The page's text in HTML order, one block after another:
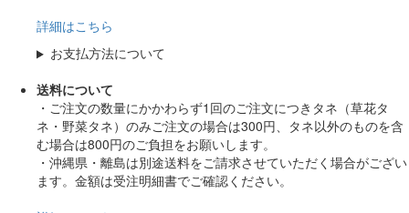
詳細はこちら
お支払方法について
送料について
・ご注文の数量にかかわらず1回のご注文につきタネ（草花タ
ネ・野菜タネ）のみご注文の場合は300円、タネ以外のものを含
む場合は800円のご負担をお願いします。
・沖縄県・離島は別途送料をご請求させていただく場合がござい
ます。金額は受注明細書でご確認ください。